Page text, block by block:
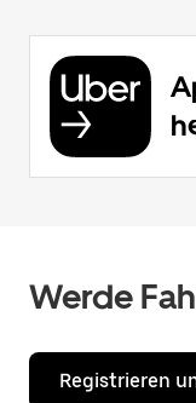
Werde
Registrieren